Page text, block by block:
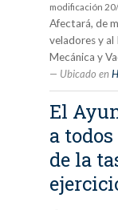
modificación
Afectará, de
veladores y
Mecánica y
Ubicado en
El
a
de la